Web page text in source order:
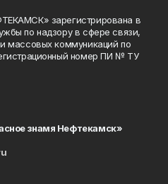
зарегистрирована в
по надзору в сфере связи,
массовых коммуникаций по
номер ПИ № ТУ
знамя Нефтекамск»